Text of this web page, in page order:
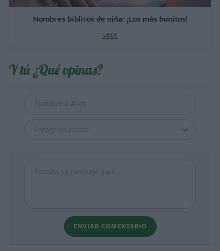
Nombres bíblicos de niña: ¡Los más bonitos!
LEER
Y tú ¿Qué opinas?
Escoge un avatar
ENVIAR COMENTARIO